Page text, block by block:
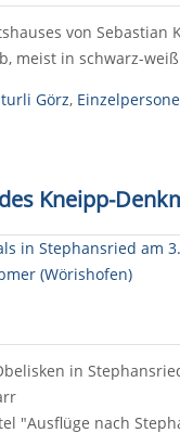
von
meist in schwarz-
Görz,
Kneipp-
in
"Ausflüge nach